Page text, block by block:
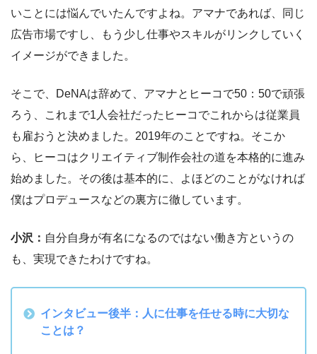
いことには悩んでいたんですよね。アマナであれば、同じ
広告市場ですし、もう少し仕事やスキルがリンクしていく
イメージができました。
そこで、DeNAは辞めて、アマナとヒーコで50：50で頑張
ろう、これまで1人会社だったヒーコでこれからは従業員
も雇おうと決めました。2019年のことですね。そこか
ら、ヒーコはクリエイティブ制作会社の道を本格的に進み
始めました。その後は基本的に、よほどのことがなければ
僕はプロデュースなどの裏方に徹しています。
小沢： 自分自身が有名になるのではない働き方というの
も、実現できたわけですね。
インタビュー後半：人に仕事を任せる時に大切な
ことは？